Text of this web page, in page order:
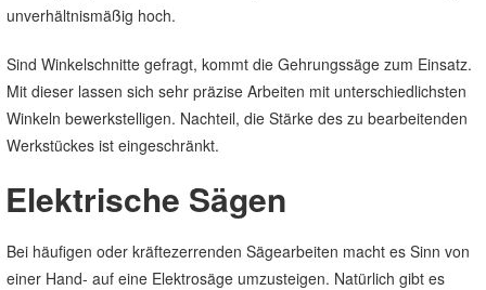
unverhältnismäßig hoch.
Sind Winkelschnitte gefragt, kommt die Gehrungssäge zum Einsatz.
Mit dieser lassen sich sehr präzise Arbeiten mit unterschiedlichsten
Winkeln bewerkstelligen. Nachteil, die Stärke des zu bearbeitenden
Werkstückes ist eingeschränkt.
Elektrische Sägen
Bei häufigen oder kräftezerrenden Sägearbeiten macht es Sinn von
einer Hand- auf eine Elektrosäge umzusteigen. Natürlich gibt es